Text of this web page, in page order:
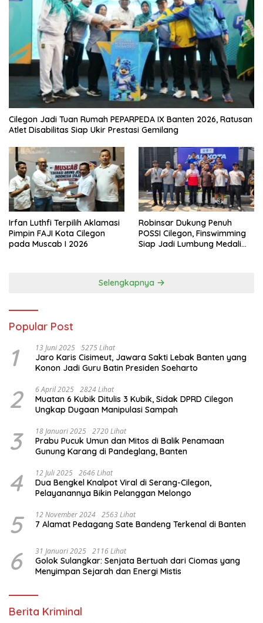
Cilegon Jadi Tuan Rumah PEPARPEDA IX Banten 2026, Ratusan
Atlet Disabilitas Siap Ukir Prestasi Gemilang
Irfan Luthfi Terpilih Aklamasi
Pimpin FAJI Kota Cilegon
pada Muscab I 2026
Robinsar Dukung Penuh
POSSI Cilegon, Finswimming
Siap Jadi Lumbung Medali
Selengkapnya
Popular Post
1 13 Juni 2025 5275 Lihat
Jaro Karis Cisimeut, Jawara Sakti Lebak Banten yang
Konon Jadi Guru Batin Presiden Soeharto
2 6 April 2025 2824 Lihat
Muatan 6 Kubik Ditulis 3 Kubik, Sidak DPRD Cilegon
Ungkap Dugaan Manipulasi Sampah
3 18 Januari 2025 2720 Lihat
Prabu Pucuk Umun dan Mitos di Balik Penamaan
Gunung Karang di Pandeglang, Banten
4 12 Juli 2025 2646 Lihat
Dua Bengkel Knalpot Viral di Serang-Cilegon,
Pelayanannya Bikin Pelanggan Melongo
5 12 November 2024 2563 Lihat
7 Alamat Pedagang Sate Bandeng Terkenal di Banten
6 31 Januari 2025 2116 Lihat
Golok Sulangkar: Senjata Bertuah dari Ciomas yang
Menyimpan Sejarah dan Energi Mistis
Berita Kriminal